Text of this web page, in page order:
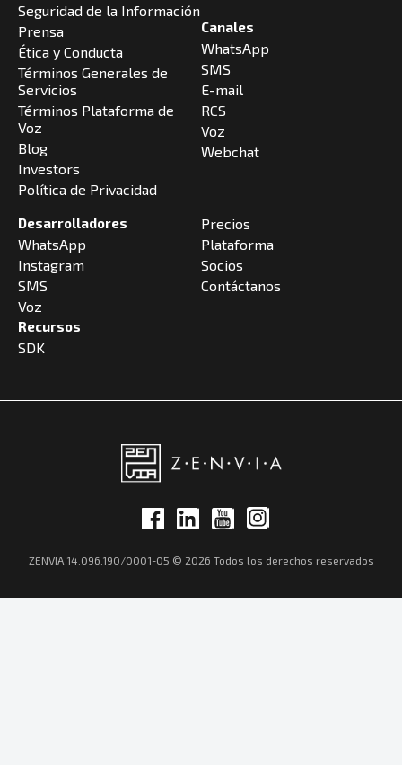
Seguridad de la Información
Prensa
Ética y Conducta
Términos Generales de
Servicios
Términos Plataforma de
Voz
Blog
Investors
Política de Privacidad
Canales
WhatsApp
SMS
E-mail
RCS
Voz
Webchat
Desarrolladores
WhatsApp
Instagram
SMS
Voz
Recursos
SDK
Precios
Plataforma
Socios
Contáctanos
ZENVIA 14.096.190/0001-05 © 2026 Todos los derechos reservados